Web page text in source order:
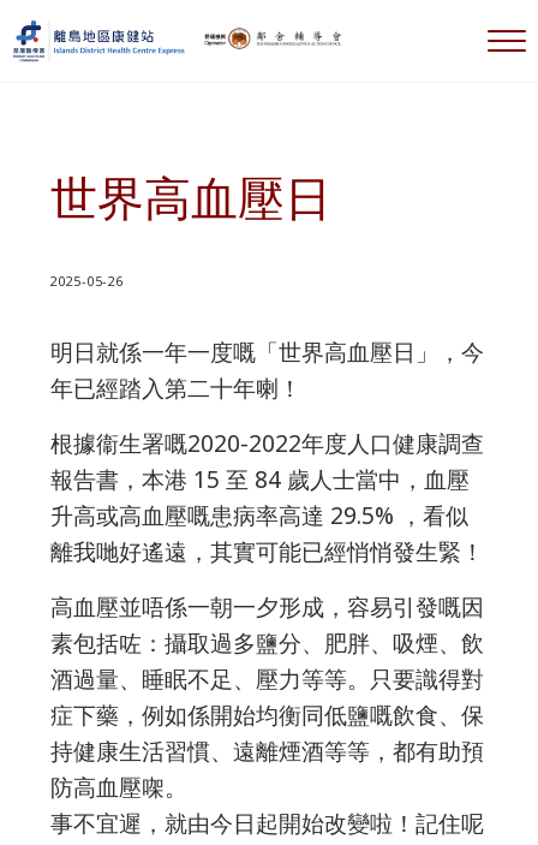
跳到主要內容
跳到標題右側導航
跳到標題導航後
跳到網站頁腳
選
世界高血壓日
2025-05-26
明日就係一年一度嘅「世界高血壓日」，今
年已經踏入第二十年喇！
根據衞生署嘅2020-2022年度人口健康調查
報告書，本港 15 至 84 歲人士當中，血壓
升高或高血壓嘅患病率高達 29.5% ，看似
離我哋好遙遠，其實可能已經悄悄發生緊！
高血壓並唔係一朝一夕形成，容易引發嘅因
素包括咗：攝取過多鹽分、肥胖、吸煙、飲
酒過量、睡眠不足、壓力等等。只要識得對
症下藥，例如係開始均衡同低鹽嘅飲食、保
持健康生活習慣、遠離煙酒等等，都有助預
防高血壓㗎。
事不宜遲，就由今日起開始改變啦！記住呢